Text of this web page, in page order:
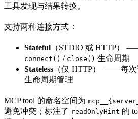
工具发现与结果转换。
支持两种连接方式：
Stateful （STDIO 或 HTTP）
connect() / close() 生命周期
Stateless （仅 HTTP） —— 每
生命周期管理
MCP tool 的命名空间为
避免冲突；标注了 readOnlyHint 的